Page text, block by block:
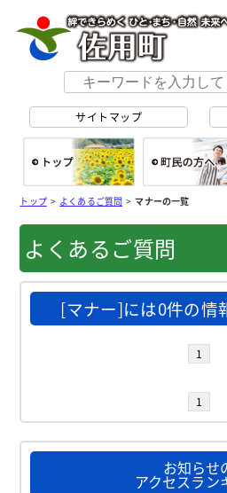
サイトマップ
総合トップ
トップ> よくあるご質問> マナーの一覧
よくあるご質問
[マナー]には0件の情
1
1
お知らせ
アクセスラン